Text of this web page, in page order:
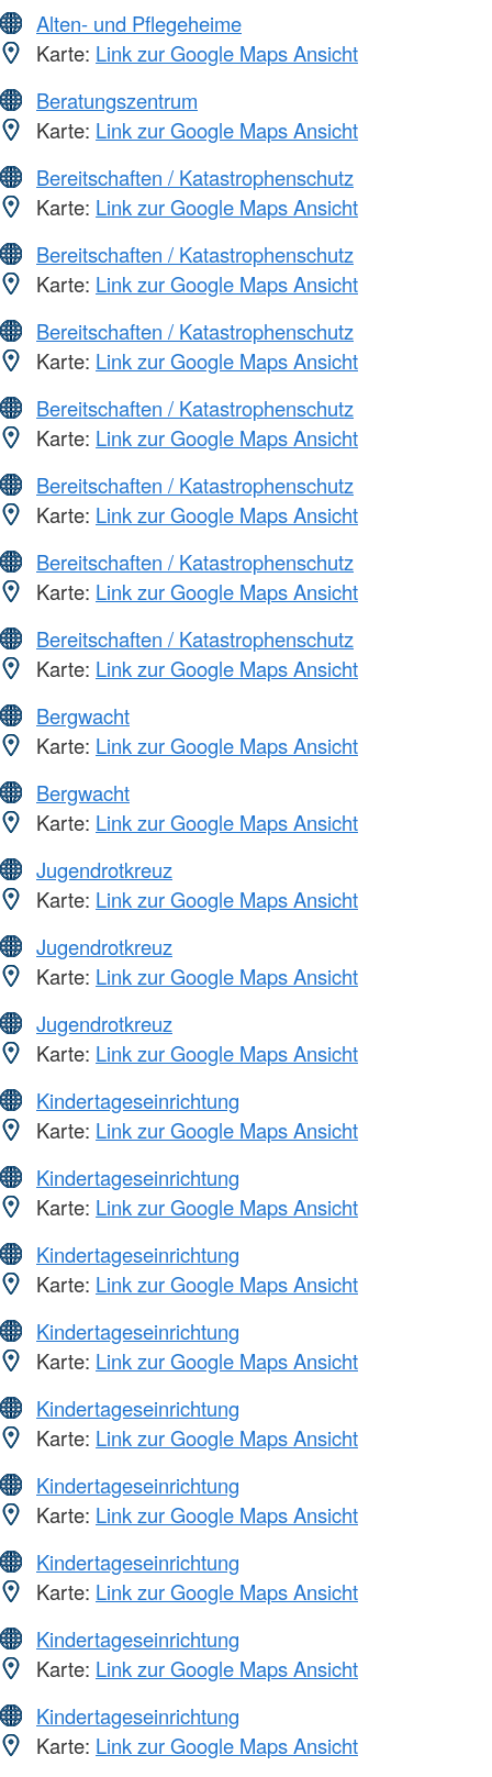
Alten- und Pflegeheime
Karte: Link zur Google Maps Ansicht
Beratungszentrum
Karte: Link zur Google Maps Ansicht
Bereitschaften / Katastrophenschutz
Karte: Link zur Google Maps Ansicht
Bereitschaften / Katastrophenschutz
Karte: Link zur Google Maps Ansicht
Bereitschaften / Katastrophenschutz
Karte: Link zur Google Maps Ansicht
Bereitschaften / Katastrophenschutz
Karte: Link zur Google Maps Ansicht
Bereitschaften / Katastrophenschutz
Karte: Link zur Google Maps Ansicht
Bereitschaften / Katastrophenschutz
Karte: Link zur Google Maps Ansicht
Bereitschaften / Katastrophenschutz
Karte: Link zur Google Maps Ansicht
Bergwacht
Karte: Link zur Google Maps Ansicht
Bergwacht
Karte: Link zur Google Maps Ansicht
Jugendrotkreuz
Karte: Link zur Google Maps Ansicht
Jugendrotkreuz
Karte: Link zur Google Maps Ansicht
Jugendrotkreuz
Karte: Link zur Google Maps Ansicht
Kindertageseinrichtung
Karte: Link zur Google Maps Ansicht
Kindertageseinrichtung
Karte: Link zur Google Maps Ansicht
Kindertageseinrichtung
Karte: Link zur Google Maps Ansicht
Kindertageseinrichtung
Karte: Link zur Google Maps Ansicht
Kindertageseinrichtung
Karte: Link zur Google Maps Ansicht
Kindertageseinrichtung
Karte: Link zur Google Maps Ansicht
Kindertageseinrichtung
Karte: Link zur Google Maps Ansicht
Kindertageseinrichtung
Karte: Link zur Google Maps Ansicht
Kindertageseinrichtung
Karte: Link zur Google Maps Ansicht